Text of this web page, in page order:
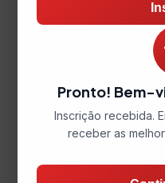
30 mil em 48 meses pela
Adeus Song Plus?
Pronto! Bem-
Inscrição recebida.
receber as